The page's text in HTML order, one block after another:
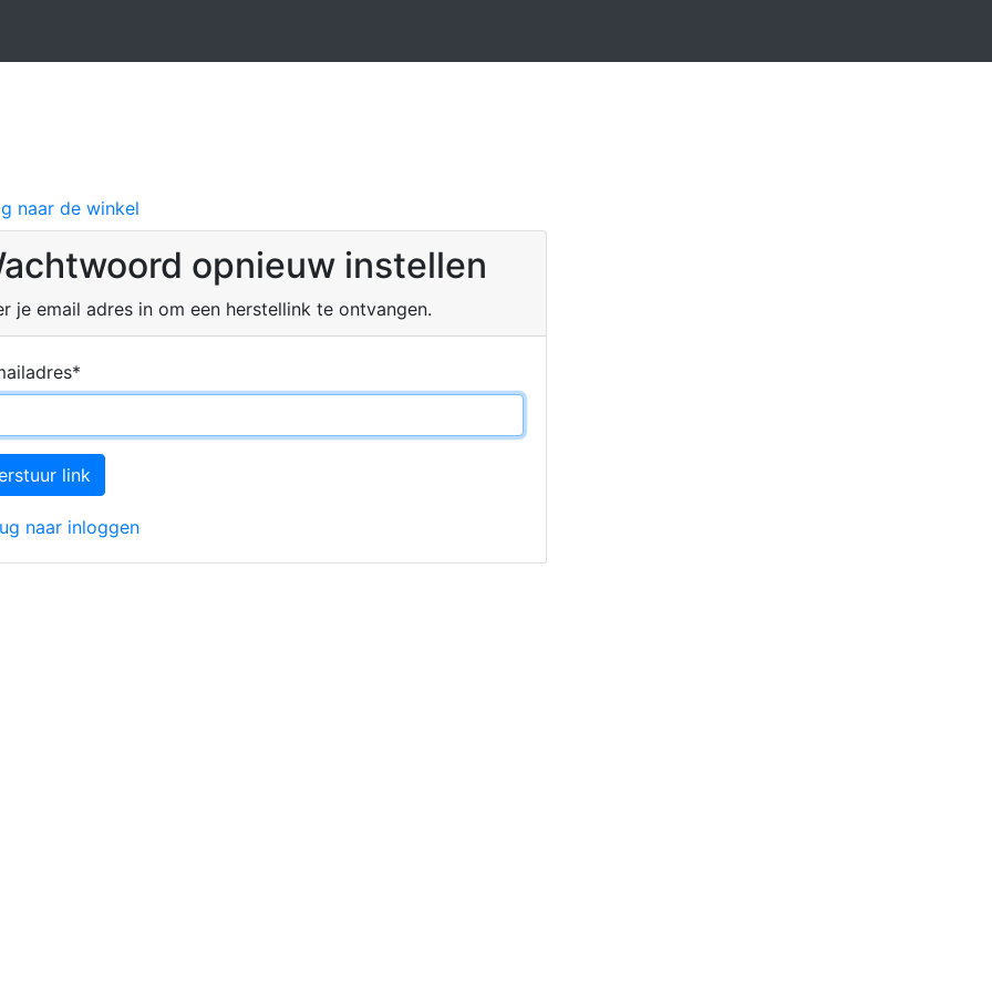
naar de winkel
opnieuw instellen
je email adres in om een herstellink te ontvangen.
naar inloggen